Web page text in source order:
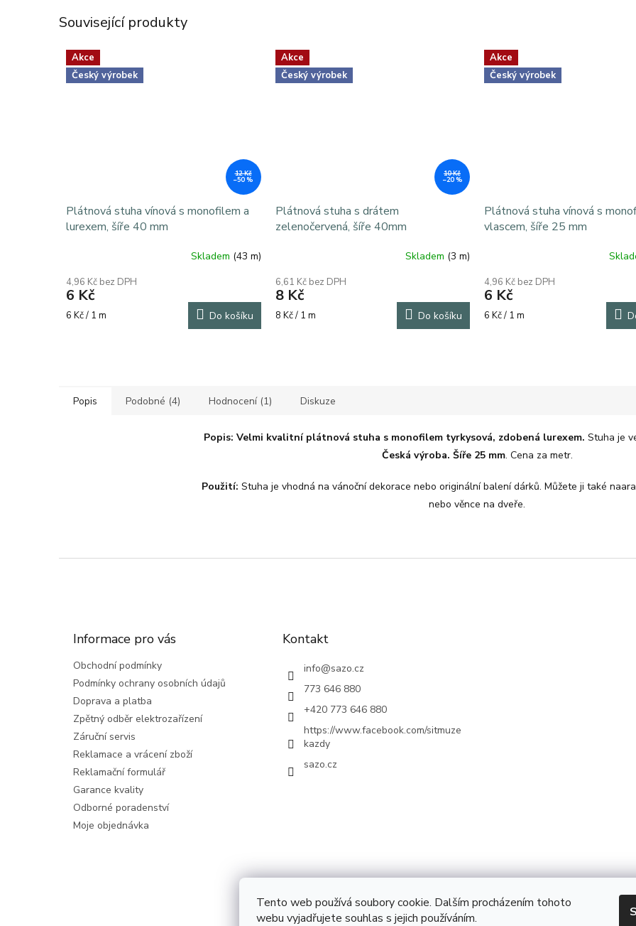
Tento web používá soubory cookie. Dalším procházením tohoto
webu vyjadřujete souhlas s jejich používáním.
Související produkty
Akce
Český výrobek
12 Kč
–50 %
Plátnová stuha vínová s monofilem a
lurexem, šíře 40 mm
Skladem (43 m)
4,96 Kč bez DPH
6 Kč
Měrná
6 Kč / 1 m Do košíku
Akce
Český výrobek
10 Kč
–20 %
Plátnová stuha s drátem
zelenočervená, šíře 40mm
Skladem (3 m)
6,61 Kč bez DPH
8 Kč
Měrná
8 Kč / 1 m Do košíku
Akce
Český výrobek
Plátnová stuha vínová s
vlascem, šíře 25 mm
4,96 Kč bez DPH
6 Kč
Měrná
6 Kč / 1 m
Popis Podobné (4) Hodnocení (1) Diskuze
Popis: Velmi kvalitní plátnová stuha s monofilem tyrkysová, zdobená lurexem. Stuha je
Česká výroba. Šíře 25 mm. Cena za metr.
Použití: Stuha je vhodná na vánoční dekorace nebo originální balení dárků. Můžete ji také
nebo věnce na dveře.
Informace pro vás
Obchodní podmínky
Podmínky ochrany osobních údajů
Doprava a platba
Zpětný odběr elektrozařízení
Záruční servis
Reklamace a vrácení zboží
Reklamační formulář
Garance kvality
Odborné poradenství
Moje objednávka
Kontakt
info@sazo.cz
773 646 880
+420 773 646 880
https://www.facebook.com/sitmuze
kazdy
sazo.cz